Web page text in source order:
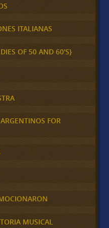
ITALIANAS
OF 50 AND 60'S}
FOR
MUSICAL